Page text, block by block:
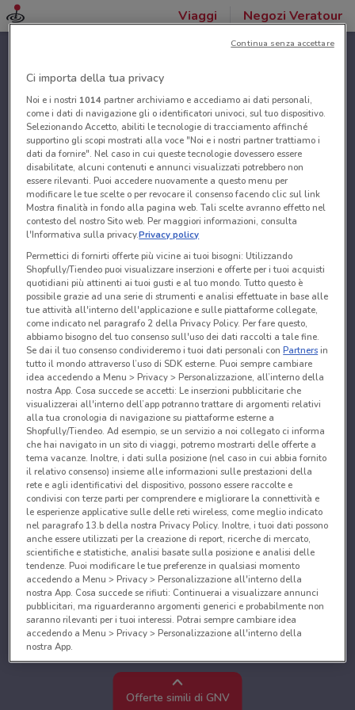
Viaggi Negozi Veratour
Offerte simili di GNV
Ci importa della tua privacy
Noi e i nostri 1014partner archiviamo e accediamo ai dati personali,
come i dati di navigazione gli o identificatori univoci, sul tuo dispositivo.
Selezionando Accetto, abiliti le tecnologie di tracciamento affinché
supportino gli scopi mostrati alla voce "Noi e i nostri partner trattiamo i
dati da fornire". Nel caso in cui queste tecnologie dovessero essere
disabilitate, alcuni contenuti e annunci visualizzati potrebbero non
essere rilevanti. Puoi accedere nuovamente a questo menu per
modificare le tue scelte o per revocare il consenso facendo clic sul link
Mostra finalità in fondo alla pagina web. Tali scelte avranno effetto nel
contesto del nostro Sito web. Per maggiori informazioni, consulta
l'Informativa sulla privacy.Privacy policy
Permettici di fornirti offerte più vicine ai tuoi bisogni: Utilizzando
Shopfully/Tiendeo puoi visualizzare inserzioni e offerte per i tuoi acquisti
quotidiani più attinenti ai tuoi gusti e al tuo mondo. Tutto questo è
possibile grazie ad una serie di strumenti e analisi effettuate in base alle
tue attività all'interno dell'applicazione e sulle piattaforme collegate,
come indicato nel paragrafo 2 della Privacy Policy. Per fare questo,
abbiamo bisogno del tuo consenso sull'uso dei dati raccolti a tale fine.
Se dai il tuo consenso condivideremo i tuoi dati personali conPartnersin
tutto il mondo attraverso l’uso di SDK esterne. Puoi sempre cambiare
idea accedendo a Menu > Privacy > Personalizzazione, all’interno della
nostra App. Cosa succede se accetti: Le inserzioni pubblicitarie che
visualizzerai all'interno dell’app potranno trattare di argomenti relativi
alla tua cronologia di navigazione su piattaforme esterne a
Shopfully/Tiendeo. Ad esempio, se un servizio a noi collegato ci informa
che hai navigato in un sito di viaggi, potremo mostrarti delle offerte a
tema vacanze. Inoltre, i dati sulla posizione (nel caso in cui abbia fornito
il relativo consenso) insieme alle informazioni sulle prestazioni della
rete e agli identificativi del dispositivo, possono essere raccolte e
condivisi con terze parti per comprendere e migliorare la connettività e
le esperienze applicative sulle delle reti wireless, come meglio indicato
nel paragrafo 13.b della nostra Privacy Policy. Inoltre, i tuoi dati possono
anche essere utilizzati per la creazione di report, ricerche di mercato,
scientifiche e statistiche, analisi basate sulla posizione e analisi delle
tendenze. Puoi modificare le tue preferenze in qualsiasi momento
accedendo a Menu > Privacy > Personalizzazione all'interno della
nostra App. Cosa succede se rifiuti: Continuerai a visualizzare annunci
pubblicitari, ma riguarderanno argomenti generici e probabilmente non
saranno rilevanti per i tuoi interessi. Potrai sempre cambiare idea
accedendo a Menu > Privacy > Personalizzazione all'interno della
nostra App.
Noi e i nostri partner trattiamo i dati per fornire:
Utilizzare dati di geolocalizzazione precisi. Scansione attiva delle
caratteristiche del dispositivo ai fini dell’identificazione. Archiviare
Continua senza accettare